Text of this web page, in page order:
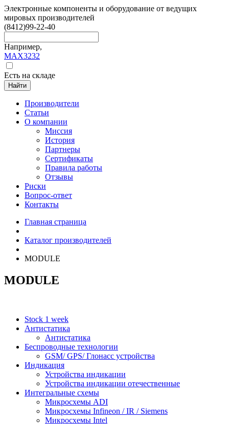
Электронные компоненты и оборудование от ведущих
мировых производителей
(8412)99-22-40
Например,
MAX3232
Есть на складе
Найти
Производители
Статьи
О компании
Миссия
История
Партнеры
Сертификаты
Правила работы
Отзывы
Риски
Вопрос-ответ
Контакты
Главная страница
Каталог производителей
MODULE
MODULE
Stock 1 week
Антистатика
Антистатика
Беспроводные технологии
GSM/ GPS/ Глонасс устройства
Индикация
Устройства индикации
Устройства индикации отечественные
Интегральные схемы
Микросхемы ADI
Микросхемы Infineon / IR / Siemens
Микросхемы Intel